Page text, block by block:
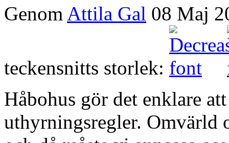
Genom Attila Gal 08 Maj
teckensnitts storlek:
Håbohus gör det enklare
uthyrningsregler. Omvärld